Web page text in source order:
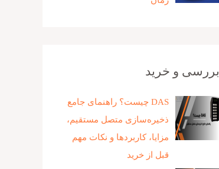
بررسی و خرید
DAS چیست؟ راهنمای جامع
ذخیره‌سازی متصل مستقیم،
مزایا، کاربردها و نکات مهم
قبل از خرید